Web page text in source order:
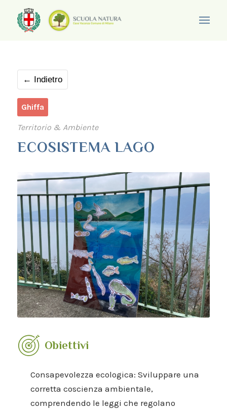
← Indietro
Ghiffa
Territorio & Ambiente
ECOSISTEMA LAGO
Obiettivi
Consapevolezza ecologica: Sviluppare una
corretta coscienza ambientale,
comprendendo le leggi che regolano